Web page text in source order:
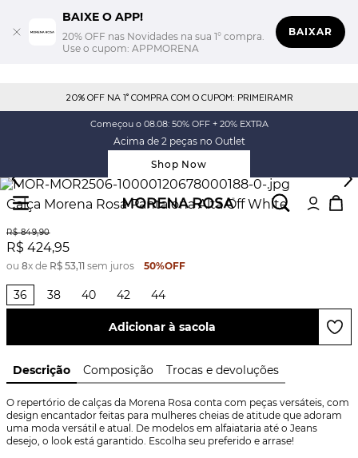
BAIXE O APP!
20% OFF nas Novidades na sua 1° compra.
Use o cupom: APPMORENA
BAIXAR
20% OFF NA 1° COMPRA COM O CUPOM: PRIMEIRAMR
Começou o 08.08: 50% OFF + 20% EXTRA
Acima de 2 peças no Outlet
Shop Now
Calça Morena Rosa Pantalona Alta Off White
R$ 849,90
R$ 424,95
ou 8x de R$ 53,11 sem juros 50%OFF
36 38 40 42 44
Adicionar à sacola
Descrição Composição Trocas e devoluções
O repertório de calças da Morena Rosa conta com peças versáteis, com
design encantador feitas para mulheres cheias de atitude que adoram
uma moda versátil e atual. De modelos em alfaiataria até o Jeans
desejo, o look está garantido. Escolha seu preferido e arrase!